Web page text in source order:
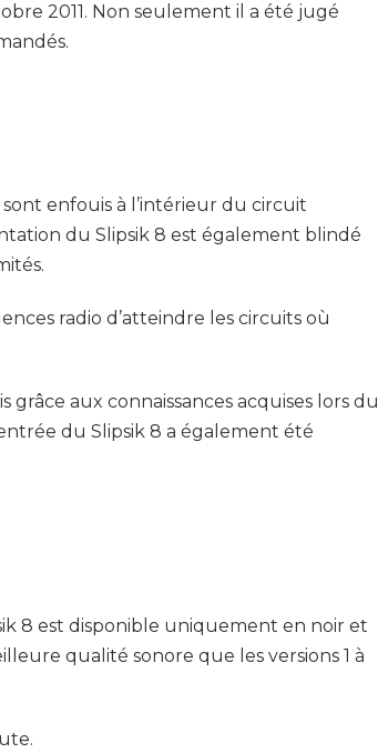
2011. Non seulement il a été jugé
enfouis à l’intérieur du circuit
du Slipsik 8 est également blindé
radio d’atteindre les circuits où
aux connaissances acquises lors du
du Slipsik 8 a également été
8 est disponible uniquement en noir et
qualité sonore que les versions 1 à